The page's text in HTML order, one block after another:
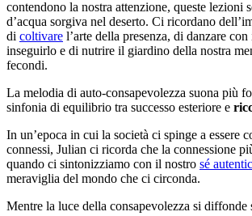
contendono la nostra attenzione, queste lezioni
d’acqua sorgiva nel deserto. Ci ricordano
di coltivare l’arte della presenza, di danzare
inseguirlo e di nutrire il giardino della nostra
fecondi.
La melodia di auto-consapevolezza suona più
sinfonia di equilibrio tra successo esteriore e
In un’epoca in cui la società ci spinge a essere
connessi, Julian ci ricorda che la connessione
quando ci sintonizziamo con il nostro sé
meraviglia del mondo che ci circonda.
Mentre la luce della consapevolezza si diffonde